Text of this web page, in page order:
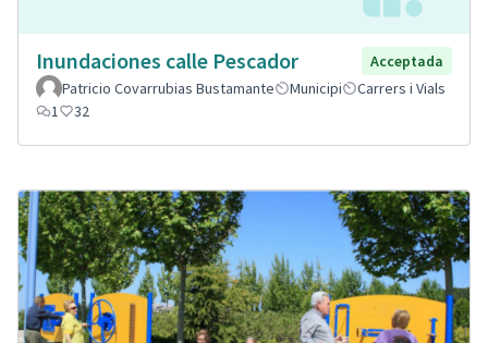
Inundaciones calle Pescador
Acceptada
Patricio Covarrubias Bustamante
Municipi
Carrers i Vials
1
32